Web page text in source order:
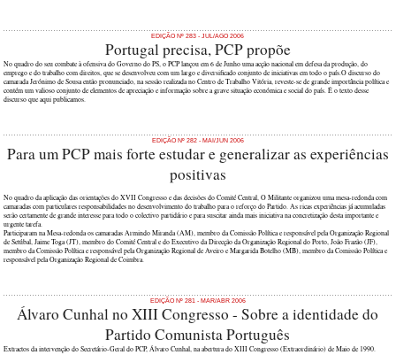
EDIÇÃO Nº 283 - JUL/AGO 2006
Portugal precisa, PCP propõe
No quadro do seu combate à ofensiva do Governo do PS, o PCP lançou em 6 de Junho uma acção nacional em defesa da produção, do
emprego e do trabalho com direitos, que se desenvolveu com um largo e diversificado conjunto de iniciativas em todo o país.O discurso do
camarada Jerónimo de Sousa então pronunciado, na sessão realizada no Centro de Trabalho Vitória, reveste-se de grande importância política e
contém um valioso conjunto de elementos de apreciação e informação sobre a grave situação económica e social do país. É o texto desse
discurso que aqui publicamos.
EDIÇÃO Nº 282 - MAI/JUN 2006
Para um PCP mais forte estudar e generalizar as experiências
positivas
No quadro da aplicação das orientações do XVII Congresso e das decisões do Comité Central, O Militante organizou uma mesa-redonda com
camaradas com particulares responsabilidades no desenvolvimento do trabalho para o reforço do Partido. As ricas experiências já acumuladas
serão certamente de grande interesse para todo o colectivo partidário e para suscitar ainda mais iniciativa na concretização desta importante e
urgente tarefa.
Participaram na Mesa-redonda os camaradas Armindo Miranda (AM), membro da Comissão Política e responsável pela Organização Regional
de Setúbal, Jaime Toga (JT), membro do Comité Central e do Executivo da Direcção da Organização Regional do Porto, João Frazão (JF),
membro da Comissão Política e responsável pela Organização Regional de Aveiro e Margarida Botelho (MB), membro da Comissão Política e
responsável pela Organização Regional de Coimbra.
EDIÇÃO Nº 281 - MAR/ABR 2006
Álvaro Cunhal no XIII Congresso - Sobre a identidade do
Partido Comunista Português
Extractos da intervenção do Secretário-Geral do PCP, Álvaro Cunhal, na abertura do XIII Congresso (Extraordinário) de Maio de 1990.